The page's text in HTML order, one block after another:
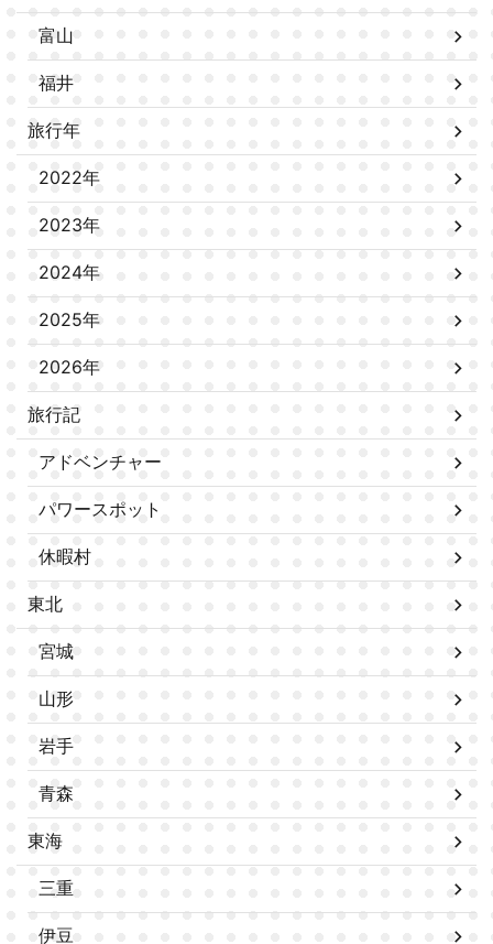
富山
福井
旅行年
2022年
2023年
2024年
2025年
2026年
旅行記
アドベンチャー
パワースポット
休暇村
東北
宮城
山形
岩手
青森
東海
三重
伊豆